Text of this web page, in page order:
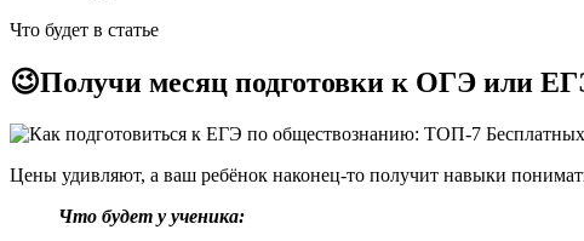
Что будет в статье
😉Получи месяц подготовки к ОГЭ или
Цены удивляют, а ваш ребёнок наконец-то получит навыки
Что будет у ученика: